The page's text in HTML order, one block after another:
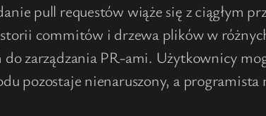
pull requestów wiąże się z ciągłym
commitów i drzewa plików w
do zarządzania PR-ami. Użytkownicy
pozostaje nienaruszony, a